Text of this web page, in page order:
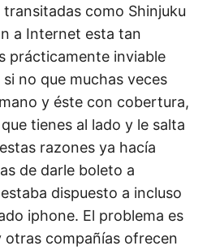
como Shinjuku
a Internet esta tan
prácticamente inviable
no que muchas veces
y éste con cobertura,
tienes al lado y le salta
razones ya hacía
de darle boleto a
dispuesto a incluso
iphone. El problema es
compañías ofrecen